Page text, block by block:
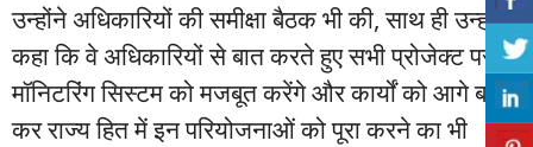
उन्होंने अधिकारियों की समीक्षा बैठक भी की, साथ ही उन्होंने
कहा कि वे अधिकारियों से बात करते हुए सभी प्रोजेक्ट पर
मॉनिटरिंग सिस्टम को मजबूत करेंगे और कार्यों को आगे बढ़ा
कर राज्य हित में इन परियोजनाओं को पूरा करने का भी